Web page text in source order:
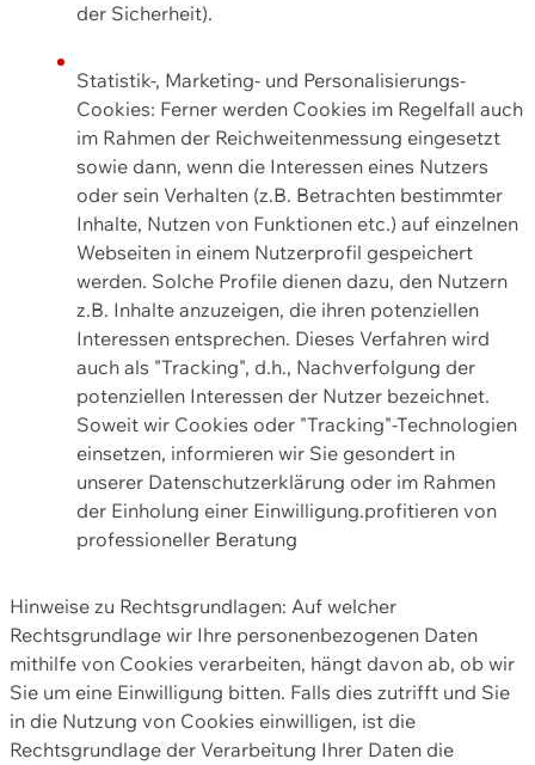
der Sicherheit).
Statistik-, Marketing- und Personalisierungs-
Cookies: Ferner werden Cookies im Regelfall auch
im Rahmen der Reichweitenmessung eingesetzt
sowie dann, wenn die Interessen eines Nutzers
oder sein Verhalten (z.B. Betrachten bestimmter
Inhalte, Nutzen von Funktionen etc.) auf einzelnen
Webseiten in einem Nutzerprofil gespeichert
werden. Solche Profile dienen dazu, den Nutzern
z.B. Inhalte anzuzeigen, die ihren potenziellen
Interessen entsprechen. Dieses Verfahren wird
auch als "Tracking", d.h., Nachverfolgung der
potenziellen Interessen der Nutzer bezeichnet.
Soweit wir Cookies oder "Tracking"-Technologien
einsetzen, informieren wir Sie gesondert in
unserer Datenschutzerklärung oder im Rahmen
der Einholung einer Einwilligung.profitieren von
professioneller Beratung
Hinweise zu Rechtsgrundlagen: Auf welcher
Rechtsgrundlage wir Ihre personenbezogenen Daten
mithilfe von Cookies verarbeiten, hängt davon ab, ob wir
Sie um eine Einwilligung bitten. Falls dies zutrifft und Sie
in die Nutzung von Cookies einwilligen, ist die
Rechtsgrundlage der Verarbeitung Ihrer Daten die